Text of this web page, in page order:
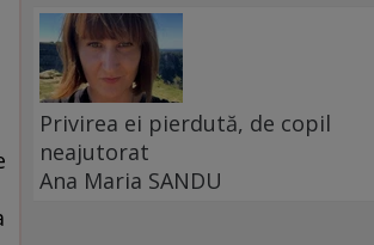
Privirea ei pierdută, de copil
neajutorat
Ana Maria SANDU